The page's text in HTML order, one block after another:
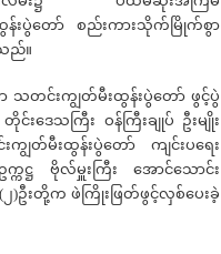
းပွဲတော် စည်းကားသိုက်မြိုက်စွာ
ည်။
င်းကျွတ်မီးထွန်းပွဲတော် ဖွင့်ပွဲ
င်းဒေသကြီး ဝန်ကြီးချုပ် ဦးမျိုး
ျွတ်မီးထွန်းပွဲတော် ကျင်းပရေး
ကဋ္ဌ ဗိုလ်မှူးကြီး အောင်သောင်း
(၂)ဦးတို့က ဖဲကြိုးဖြတ်ဖွင့်လှစ်ပေးခဲ့